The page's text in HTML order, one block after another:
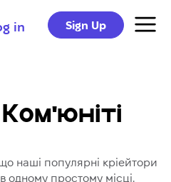
in Sign Up
наші популярні кріейтори
в одному простому місці.